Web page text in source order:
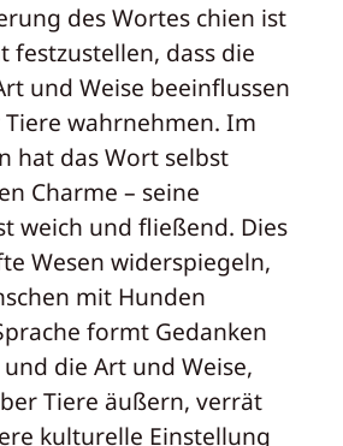
des Wortes chien ist
festzustellen, dass die
und Weise beeinflussen
wahrnehmen. Im
hat das Wort selbst
Charme – seine
weich und fließend. Dies
Wesen widerspiegeln,
mit Hunden
formt Gedanken
die Art und Weise,
Tiere äußern, verrät
kulturelle Einstellung